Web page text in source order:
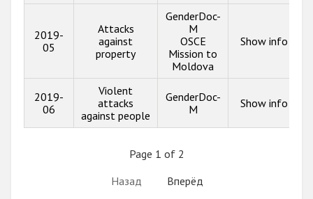
2019-
05
Attacks
against
property
GenderDoc-
M
OSCE
Mission to
Moldova
Show info
2019-
06
Violent
attacks
against people
GenderDoc-
M
Show info
Page 1 of 2
Назад
Вперёд